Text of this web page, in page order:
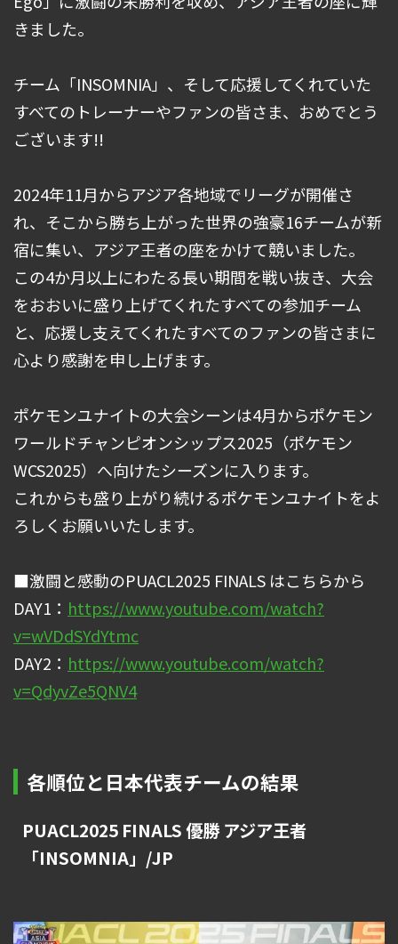
きました。
チーム「INSOMNIA」、そして応援してくれていた
すべてのトレーナーやファンの皆さま、おめでとう
ございます!!
2024年11月からアジア各地域でリーグが開催さ
れ、そこから勝ち上がった世界の強豪16チームが新
宿に集い、アジア王者の座をかけて競いました。
この4か月以上にわたる長い期間を戦い抜き、大会
をおおいに盛り上げてくれたすべての参加チーム
と、応援し支えてくれたすべてのファンの皆さまに
心より感謝を申し上げます。
ポケモンユナイトの大会シーンは4月からポケモン
ワールドチャンピオンシップス2025（ポケモン
WCS2025）へ向けたシーズンに入ります。
これからも盛り上がり続けるポケモンユナイトをよ
ろしくお願いいたします。
■激闘と感動のPUACL2025 FINALS はこちらから
DAY1： https://www.youtube.com/watch?
v=wVDdSYdYtmc
DAY2： https://www.youtube.com/watch?
v=QdyvZe5QNV4
各順位と日本代表チームの結果
PUACL2025 FINALS 優勝 アジア王者
「INSOMNIA」/JP